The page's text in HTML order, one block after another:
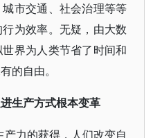
市交通、社会治理等等
为效率。无疑，由大数
界为人类节省了时间和
的自由。
生产方式根本变革
力的获得，人们改变自